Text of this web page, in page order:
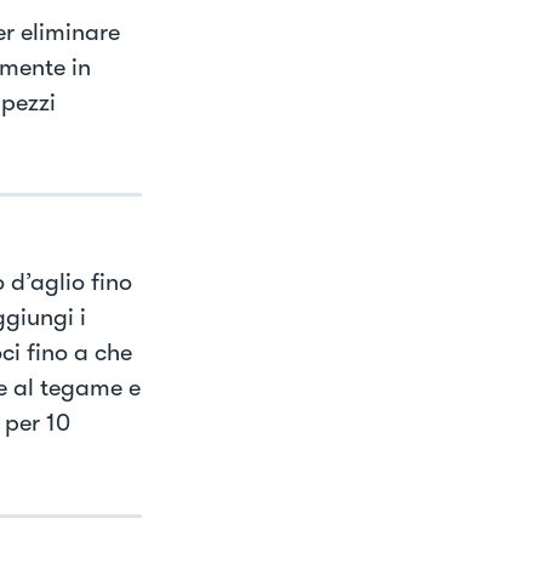
eliminare
in
d’aglio fino
i
fino a che
al tegame e
10